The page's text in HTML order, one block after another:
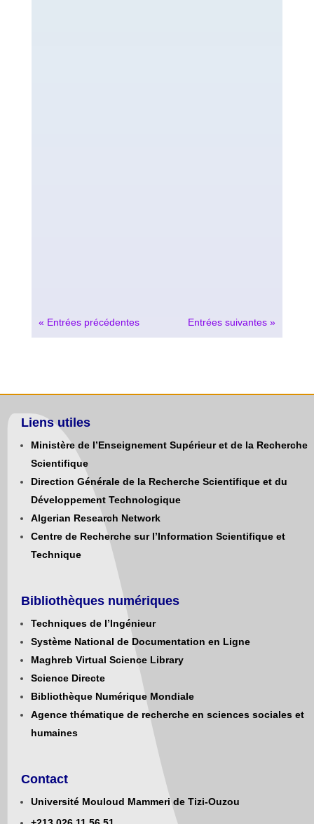
« Entrées précédentes Entrées suivantes »
Liens utiles
Ministère de l’Enseignement Supérieur et de la Recherche
Scientifique
Direction Générale de la Recherche Scientifique et du
Développement Technologique
Algerian Research Network
Centre de Recherche sur l’Information Scientifique et
Technique
Bibliothèques numériques
Techniques de l’Ingénieur
Système National de Documentation en Ligne
Maghreb Virtual Science Library
Science Directe
Bibliothèque Numérique Mondiale
Agence thématique de recherche en sciences sociales et
humaines
Contact
Université Mouloud Mammeri de Tizi-Ouzou